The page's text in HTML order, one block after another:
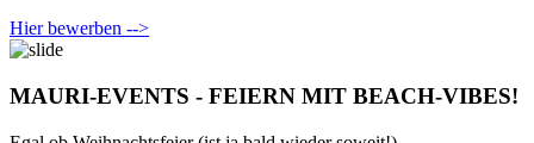
Hier bewerben -->
MAURI-EVENTS - FEIERN MIT BEACH-VIBES!